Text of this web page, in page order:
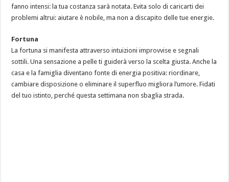
fanno intensi: la tua costanza sarà notata. Evita solo di caricarti dei
problemi altrui: aiutare è nobile, ma non a discapito delle tue energie.
Fortuna
La fortuna si manifesta attraverso intuizioni improvvise e segnali
sottili. Una sensazione a pelle ti guiderà verso la scelta giusta. Anche la
casa e la famiglia diventano fonte di energia positiva: riordinare,
cambiare disposizione o eliminare il superfluo migliora l’umore. Fidati
del tuo istinto, perché questa settimana non sbaglia strada.